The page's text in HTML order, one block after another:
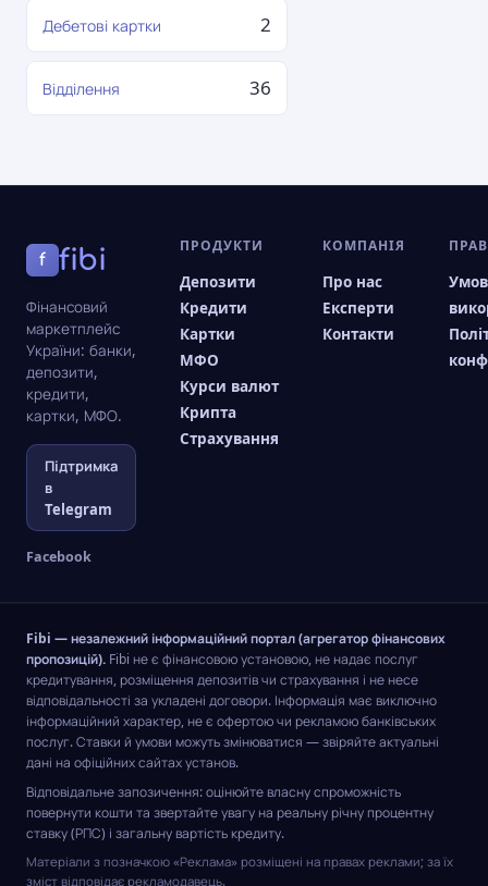
Дебетові картки 2
Відділення 36
f fibi
Фінансовий
маркетплейс
України: банки,
депозити,
кредити,
картки, МФО.
Підтримка
в
Telegram
Facebook
ПРОДУКТИ
Депозити
Кредити
Картки
МФО
Курси валют
Крипта
Страхування
КОМПАНІЯ
Про нас
Експерти
Контакти
Fibi — незалежний інформаційний портал (агрегатор фінансових
пропозицій). Fibi не є фінансовою установою, не надає послуг
кредитування, розміщення депозитів чи страхування і не несе
відповідальності за укладені договори. Інформація має виключно
інформаційний характер, не є офертою чи рекламою банківських
послуг. Ставки й умови можуть змінюватися — звіряйте актуальні
дані на офіційних сайтах установ.
Відповідальне запозичення: оцінюйте власну спроможність
повернути кошти та звертайте увагу на реальну річну процентну
ставку (РПС) і загальну вартість кредиту.
Матеріали з позначкою «Реклама» розміщені на правах реклами; за їх
зміст відповідає рекламодавець.